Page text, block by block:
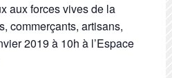
aux forces vives de la
commerçants, artisans,
2019 à 10h à l’Espace